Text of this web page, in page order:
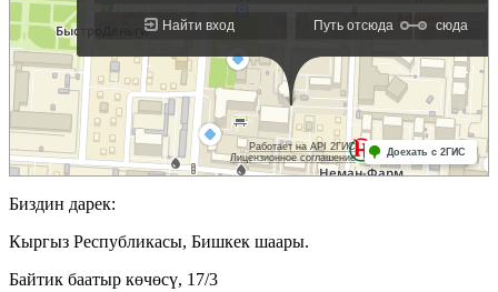
Биздин дарек:
Кыргыз Республикасы, Бишкек шаары.
Байтик баатыр көчөсү, 17/3